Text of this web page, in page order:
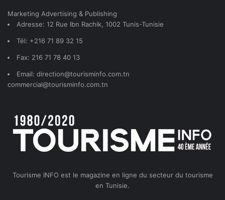
Marketing Advertising & Publishing
Adresse: 12 Rue Ibn Rachik, 1002 Tunis-Tunisie
Tél: +216 71 89 32 15
Fax: 216 71 78 40 13
Email: direction@tourisminfo.com.tn
commercial@tourisminfo.com.tn
Tourisme INFO est le magazine en ligne du secteur du tourisme
en Tunisie.